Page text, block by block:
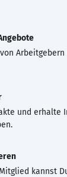
und erhalte
kannst